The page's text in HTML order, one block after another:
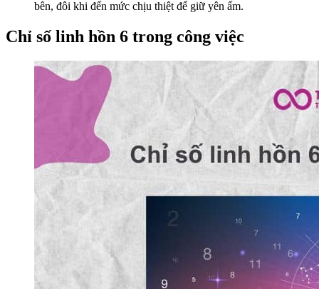
bên, đôi khi đến mức chịu thiệt để giữ yên ấm.
Chỉ số linh hồn 6 trong công việc